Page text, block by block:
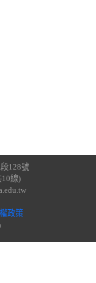
128號
10線)
政策